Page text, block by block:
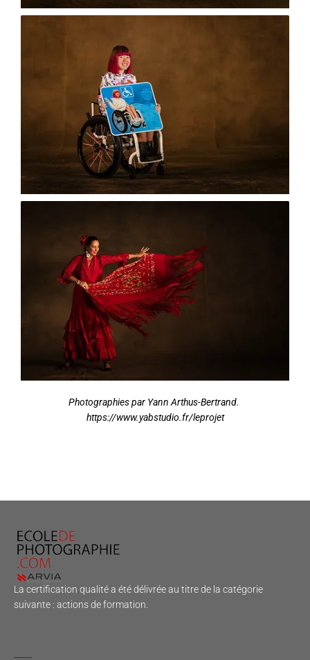
Photographies par Yann Arthus-Bertrand.
https://www.yabstudio.fr/leprojet
La certification qualité a été délivrée au titre de la catégorie
suivante : actions de formation.